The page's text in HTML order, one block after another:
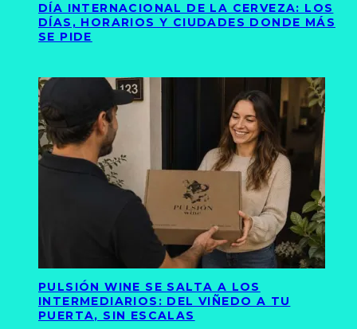
DÍA INTERNACIONAL DE LA CERVEZA: LOS
DÍAS, HORARIOS Y CIUDADES DONDE MÁS
SE PIDE
PULSIÓN WINE SE SALTA A LOS
INTERMEDIARIOS: DEL VIÑEDO A TU
PUERTA, SIN ESCALAS